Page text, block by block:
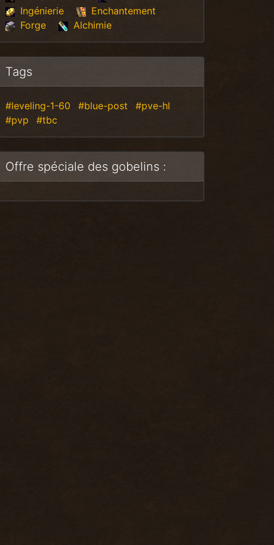
Ingénierie
Enchantement
Forge
Alchimie
Tags
#leveling-1-60 #blue-post
#pve-hl
#pvp
#tbc
Offre spéciale des gobelins :